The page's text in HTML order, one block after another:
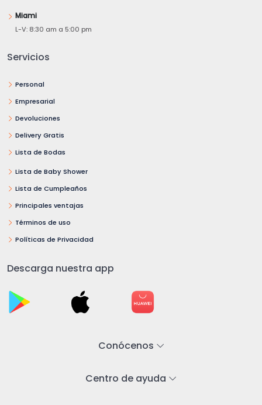
Miami
L-V: 8:30 am a 5:00 pm
Servicios
Personal
Empresarial
Devoluciones
Delivery Gratis
Lista de Bodas
Lista de Baby Shower
Lista de Cumpleaños
Principales ventajas
Términos de uso
Políticas de Privacidad
Descarga nuestra app
Conócenos
Centro de ayuda